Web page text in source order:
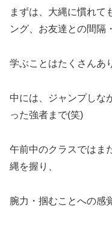
まずは、大縄に慣れて
ング、お友達との間隔
学ぶことはたくさんあ
中には、ジャンプしな
った強者まで(笑)
午前中のクラスではま
縄を握り、
腕力・掴むことへの感